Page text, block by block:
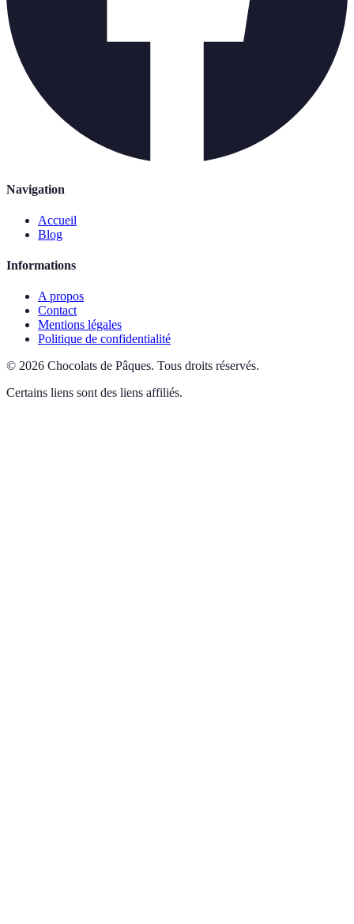
Navigation
Accueil
Blog
Informations
A propos
Contact
Mentions légales
Politique de confidentialité
© 2026 Chocolats de Pâques. Tous droits réservés.
Certains liens sont des liens affiliés.